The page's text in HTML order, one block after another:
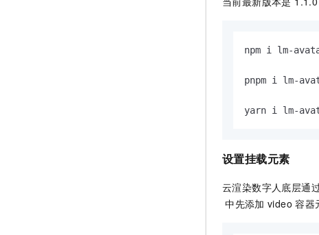
npm i lm-
pnpm i lm-
yarn i lm-
设置挂载元素
云渲染数字人底层通
中先添加 video 容器